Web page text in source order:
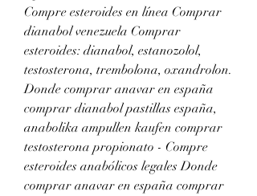
Compre esteroides en línea Comprar
dianabol venezuela Comprar
esteroides: dianabol, estanozolol,
testosterona, trembolona, oxandrolon.
Donde comprar anavar en españa
comprar dianabol pastillas españa,
anabolika ampullen kaufen comprar
testosterona propionato - Compre
esteroides anabólicos legales Donde
comprar anavar en españa comprar